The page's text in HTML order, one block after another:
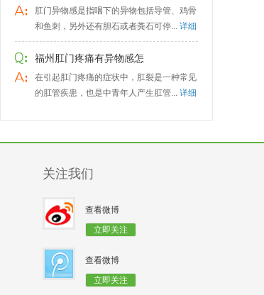
肛门异物感是指咽下的异物包括导管、鸡骨
和鱼刺，另外还有胆石或者粪石可停... 详细
福州肛门疼痛有异物感怎
在引起肛门疼痛的症状中，肛裂是一种常见
的肛管疾患，也是中青年人产生肛管... 详细
关注我们
查看微博
立即关注
查看微博
立即关注